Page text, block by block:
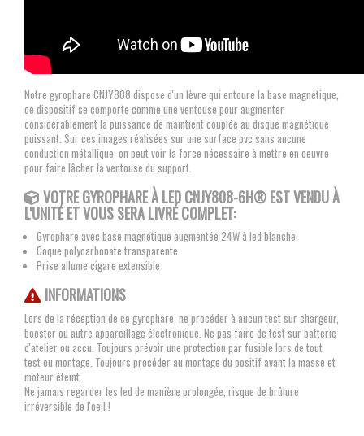
Notre gyrophare CNJY808 dispose d'un lèvre qui entoure la base magnétique,
ce dispositif se comporte comme une ventouse pour augmenter
considérablement la puissance de maintient couplée au disque magnétique
puissant. Sur ces images réalisées sur une surface pvc sans aucune
conduction métallique, on peut voir la force nécessaire à mettre en oeuvre
pour faire lâcher la ventouse du support.
VOTRE GYROPHARE À LED CNJY808-6H® EST VENDU À
L'UNITÉ ET VOUS SERA LIVRÉ COMPLET:
Gyrophare avec base magnétique augmentée 24W à led blanche.
Coque polycarbonate transparente
Prise allume cigare extensible
INFORMATIONS
Lors de la réception de ce gyrophare, ne procéder à aucun test sur chargeur,
booster ou autre appareillage électronique. Ne pas faire de test sur batterie
d'atelier ou accu. Toujours prévoir une protection par fusible lors de tout
test ou montage. Toujours procéder au montage du positif avant la masse et
moteur éteint.
Ne jamais regarder les led de manière prolongée, risque de brûlure
irréversible de l'oeil !